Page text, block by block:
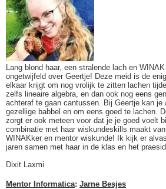
Lang blond haar, een stralende lach en
ongetwijfeld over Geertje! Deze meid is de
elkaar krijgt om nog vrolijk te zitten lachen
zelfs lineaire algebra, en dan ook nog eens
achteraf te gaan cantussen. Bij Geertje kan je
gezellige babbel en om eens goed te lachen.
zorgt er ook meteen voor dat je je goed voelt
combinatie met haar wiskundeskills maakt
WINAKker en mentor wiskunde! Ik kijk er
jaren samen met haar in de klas en het
Dixit Laxmi
Mentor Informatica: Jarne Besjes